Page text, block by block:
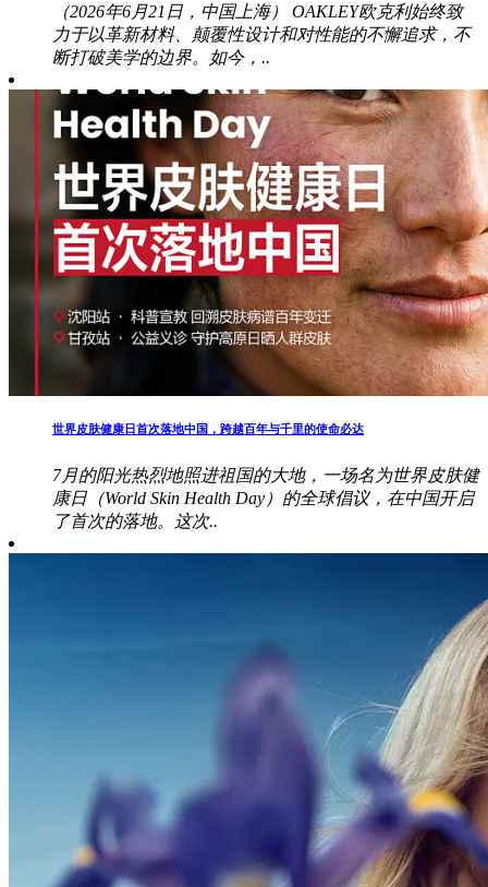
（2026年6月21日，中国上海） OAKLEY欧克利始终致
力于以革新材料、颠覆性设计和对性能的不懈追求，不
断打破美学的边界。如今，..
世界皮肤健康日首次落地中国，跨越百年与千里的使命必达
7月的阳光热烈地照进祖国的大地，一场名为世界皮肤健
康日（World Skin Health Day）的全球倡议，在中国开启
了首次的落地。这次..